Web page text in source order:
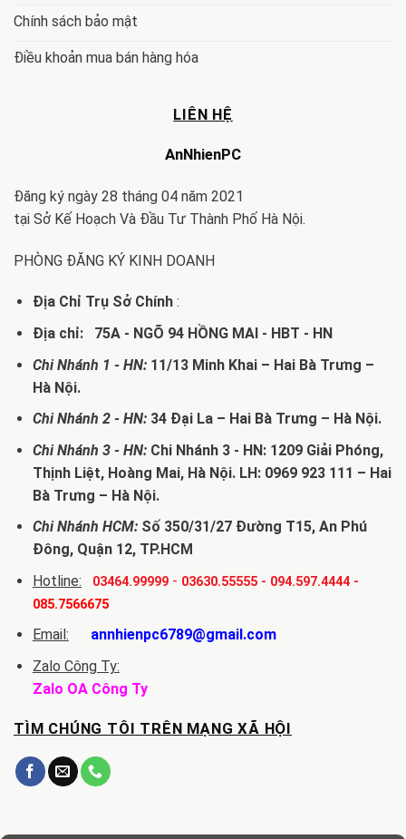
Chính sách bảo mật
Điều khoản mua bán hàng hóa
LIÊN HỆ
AnNhienPC
Đăng ký ngày 28 tháng 04 năm 2021
tại Sở Kế Hoạch Và Đầu Tư Thành Phố Hà Nội.
PHÒNG ĐĂNG KÝ KINH DOANH
Địa Chỉ Trụ Sở Chính:
Địa chỉ: 75A - NGÕ 94 HỒNG MAI - HBT - HN
Chi Nhánh 1 - HN:11/13 Minh Khai – Hai Bà Trưng –
Hà Nội.
Chi Nhánh 2 - HN:34 Đại La – Hai Bà Trưng – Hà Nội.
Chi Nhánh 3 - HN:Chi Nhánh 3 - HN: 1209 Giải Phóng,
Thịnh Liệt, Hoàng Mai, Hà Nội. LH: 0969 923 111 – Hai
Bà Trưng – Hà Nội.
Chi Nhánh HCM:Số 350/31/27 Đường T15, An Phú
Đông, Quận 12, TP.HCM
Hotline:
03464.99999- 03630.55555- 094.597.4444-
085.7566675
Email:
annhienpc6789@gmail.com
Zalo Công Ty:
Zalo OA Công Ty
TÌM CHÚNG TÔI TRÊN MẠNG XÃ HỘI